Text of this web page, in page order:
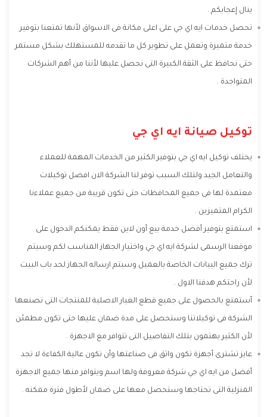
ينال إعجابكم .
تحصل خدمات ايه اي جي على اعلى مكانة فى الاسواق لأنها تمتعنا بتوفير
خدمة متميزة وتعمل على تطوير كل ما تقدمه للمستهلك بشكل مستمر
حتى نحافظ على الثقة الكبيرة التى نحصل عليها لأننا من أهم الشركات
المتواجدة .
توكيل صيانة ايه اي جي
يختلف توكيل ايه اي جي بتوفير الكثير من الخدمات المهمة للعملاء
والتعامل الجيد ولتلك السبب توفر لنا الشركة الان افضل توكيلات
معتمدة لها فى جميع المحافظات حتى تكون قريبة من جميع عملاءنا
الكرام المتميزين .
استمتع بتوفير أفضل خدمة بيع أون لاين فقط يمكنكم الدخول على
موقعنا الرسمى لشركة ايه اي جي واختيار الجهاز المناسب لكم وسيتم
ترك جميع البيانات الخاصة بالعميل وسيتم ارساله الجهاز لحد باب البيت
لأن راحتكم هدفنا الاول .
أستمتع بالحصول على جميع قطع الغيار الاصلية للمنتجات التى تصنعها
الشركة فى توكيلاتنا وستحصل على مدة ضمان عليها حتى تكون مطمئن
لأن الكثير يهتمون بتلك التفاصيل التى تتوافر مع الاجهزة .
عايز تشترى أجهزة تكون واثق فى صناعتها وأن تكون عالية الكفاءة لا تجد
أفضل من ايه اي جي شركة معروفة ولها اسم ويتوافر منها جميع الاجهزة
المنزلية التى تحتاجها وستحصل معها على ضمان لأطول فترة ممكنه .